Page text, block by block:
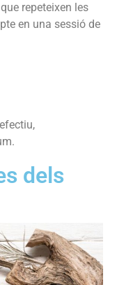
repeteixen les
en una sessió de
dels